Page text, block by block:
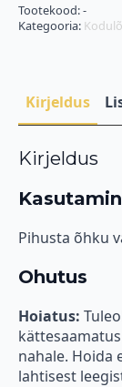
Tootekood:-
Kategooria:
Kirjeldus
Kirjeldus
Pihusta õhku
Ohutus
Hoiatus:
nahale. Hoida
lahtisest